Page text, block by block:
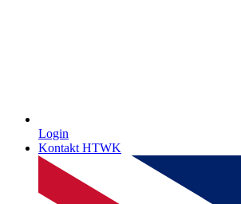
Login
Kontakt HTWK